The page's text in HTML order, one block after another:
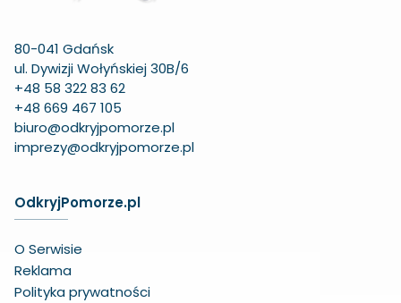
80-041 Gdańsk
ul. Dywizji Wołyńskiej 30B/6
+48 58 322 83 62
+48 669 467 105
biuro@odkryjpomorze.pl
imprezy@odkryjpomorze.pl
OdkryjPomorze.pl
O Serwisie
Reklama
Polityka prywatności